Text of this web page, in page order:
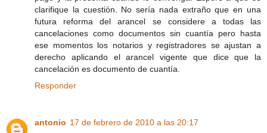
clarifique la cuestión. No sería nada extraño que en una
futura reforma del arancel se considere a todas las
cancelaciones como documentos sin cuantía pero hasta
ese momentos los notarios y registradores se ajustan a
derecho aplicando el arancel vigente que dice que la
cancelación es documento de cuantía.
Responder
antonio 17 de febrero de 2010 a las 20:17